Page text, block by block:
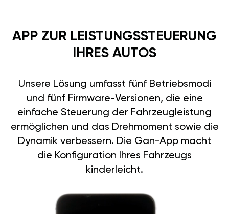
APP ZUR LEISTUNGSSTEUERUNG
IHRES AUTOS
Unsere Lösung umfasst fünf Betriebsmodi
und fünf Firmware-Versionen, die eine
einfache Steuerung der Fahrzeugleistung
ermöglichen und das Drehmoment sowie die
Dynamik verbessern. Die Gan-App macht
die Konfiguration Ihres Fahrzeugs
kinderleicht.